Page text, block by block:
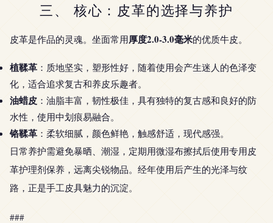
三、 核心：皮革的选择与养护
皮革是作品的灵魂。坐面常用厚度2.0-3.0毫米的优质牛皮。
植鞣革 ：质地坚实，塑形性好，随着使用会产生迷人的色泽变
化，适合追求复古和养皮乐趣者。
油蜡皮 ：油脂丰富，韧性极佳，具有独特的复古感和良好的防
水性，使用中划痕易融合。
铬鞣革 ：柔软细腻，颜色鲜艳，触感舒适，现代感强。
日常养护需避免暴晒、潮湿，定期用微湿布擦拭后使用专用皮
革护理剂保养，远离尖锐物品。经年使用后产生的光泽与纹
路，正是手工皮具魅力的沉淀。
###